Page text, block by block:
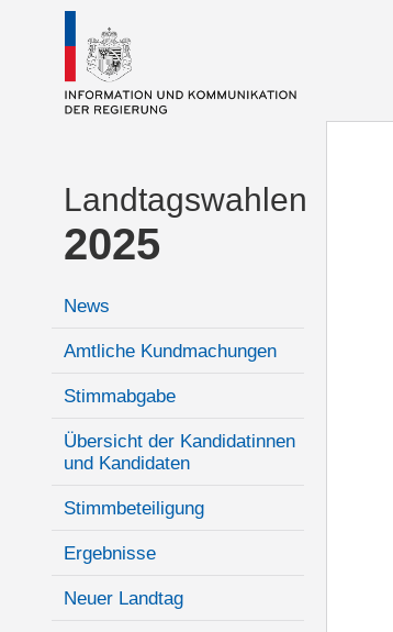
Landtagswahlen
2025
News
Amtliche Kundmachungen
Stimmabgabe
Übersicht der Kandidatinnen
und Kandidaten
Stimmbeteiligung
Ergebnisse
Neuer Landtag